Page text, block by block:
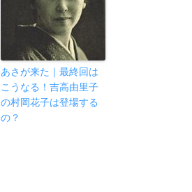
あさが来た｜最終回は
こうなる！吉高由里子
の村岡花子は登場する
の？